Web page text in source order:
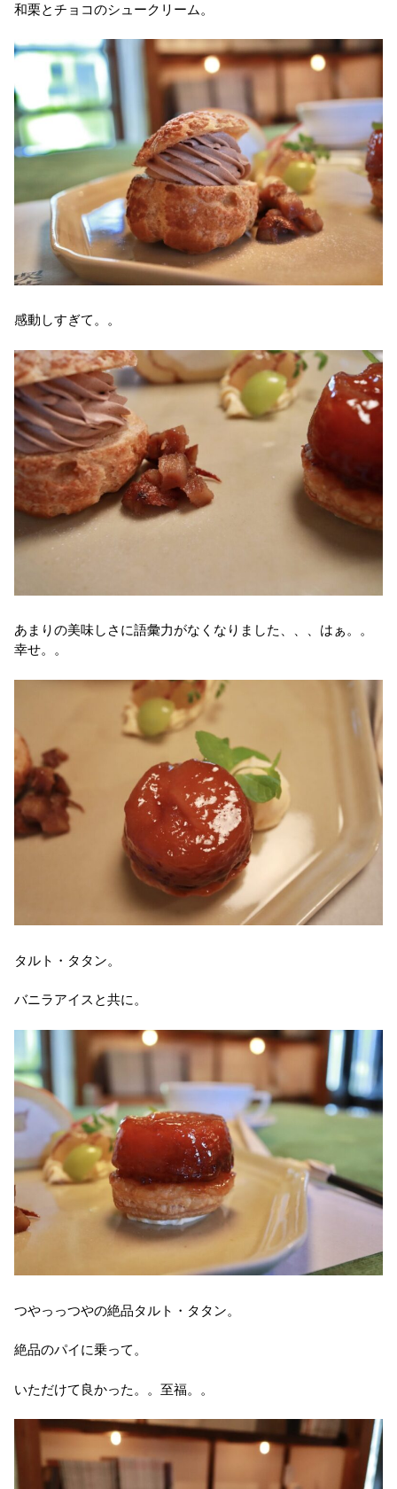
和栗とチョコのシュークリーム。
感動しすぎて。。
あまりの美味しさに語彙力がなくなりました、、、はぁ。。
幸せ。。
タルト・タタン。
バニラアイスと共に。
つやっっつやの絶品タルト・タタン。
絶品のパイに乗って。
いただけて良かった。。至福。。